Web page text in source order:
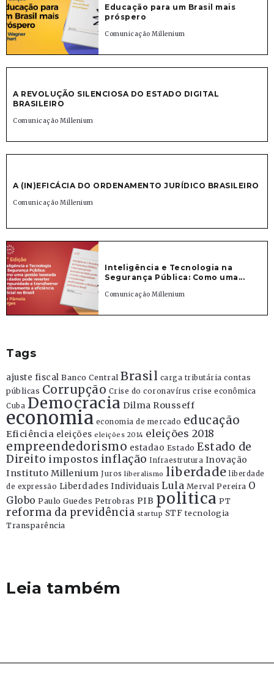
Educação para um Brasil mais
próspero
Comunicação Millenium
A REVOLUÇÃO SILENCIOSA DO ESTADO DIGITAL
BRASILEIRO
Comunicação Millenium
A (IN)EFICÁCIA DO ORDENAMENTO JURÍDICO BRASILEIRO
Comunicação Millenium
Inteligência e Tecnologia na
Segurança Pública: Como uma...
Comunicação Millenium
Tags
ajuste fiscal Banco Central Brasil carga tributária contas
públicas Corrupção Crise do coronavírus crise econômica
Cuba Democracia Dilma Rousseff
economia economia de mercado educação
Eficiência eleições eleições 2014 eleições 2018
empreendedorismo estadao Estado Estado de
Direito impostos inflação Infraestrutura Inovação
Instituto Millenium Juros liberalismo liberdade liberdade
de expressão Liberdades Individuais Lula Merval Pereira O
Globo Paulo Guedes Petrobras PIB politica PT
reforma da previdência startup STF tecnologia
Transparência
Leia também